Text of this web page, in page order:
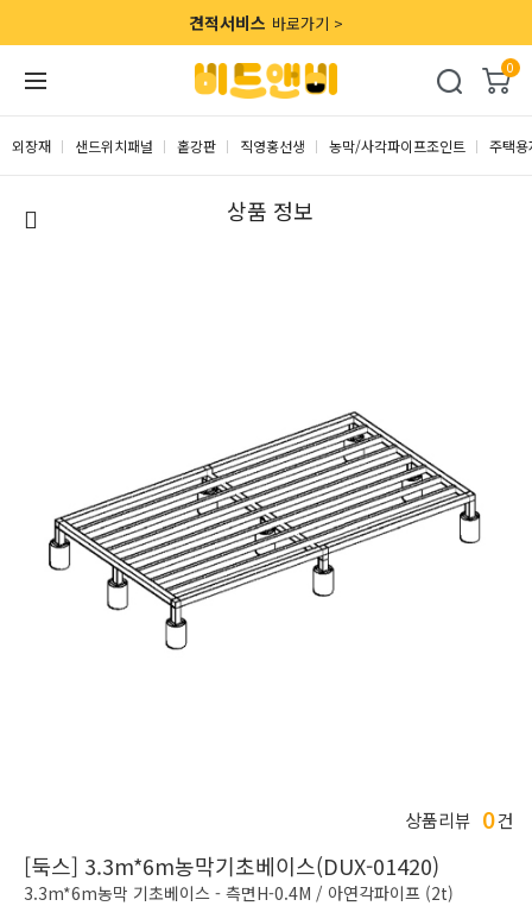
견적서비스 바로가기 >
0
외장재 샌드위치패널 홑강판 직영홍선생 농막/사각파이프조인트 주택용
상품 정보
상품리뷰 0건
[둑스] 3.3m*6m농막기초베이스(DUX-01420)
3.3m*6m농막 기초베이스 - 측면H-0.4M / 아연각파이프 (2t)